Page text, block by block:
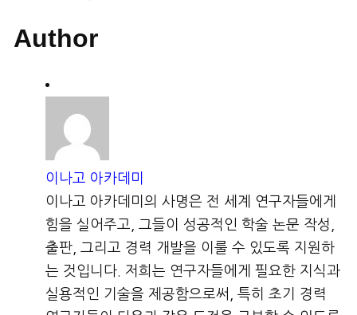
Author
이나고 아카데미
이나고 아카데미의 사명은 전 세계 연구자들에게
힘을 실어주고, 그들이 성공적인 학술 논문 작성,
출판, 그리고 경력 개발을 이룰 수 있도록 지원하
는 것입니다. 저희는 연구자들에게 필요한 지식과
실용적인 기술을 제공함으로써, 특히 초기 경력